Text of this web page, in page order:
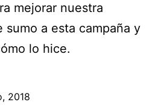
mejorar nuestra
sumo a esta campaña y
lo hice.
2018